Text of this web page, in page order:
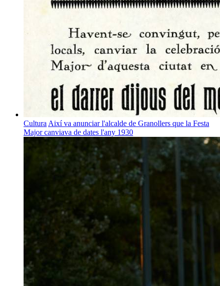
Cultura Així va anunciar l'alcalde de Granollers que la Festa
Major canviava de dates l'any 1930